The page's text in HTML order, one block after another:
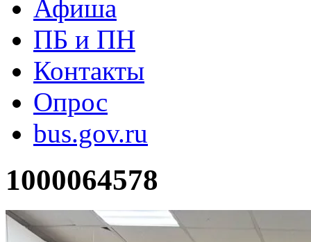
Афиша
ПБ и ПН
Контакты
Опрос
bus.gov.ru
1000064578